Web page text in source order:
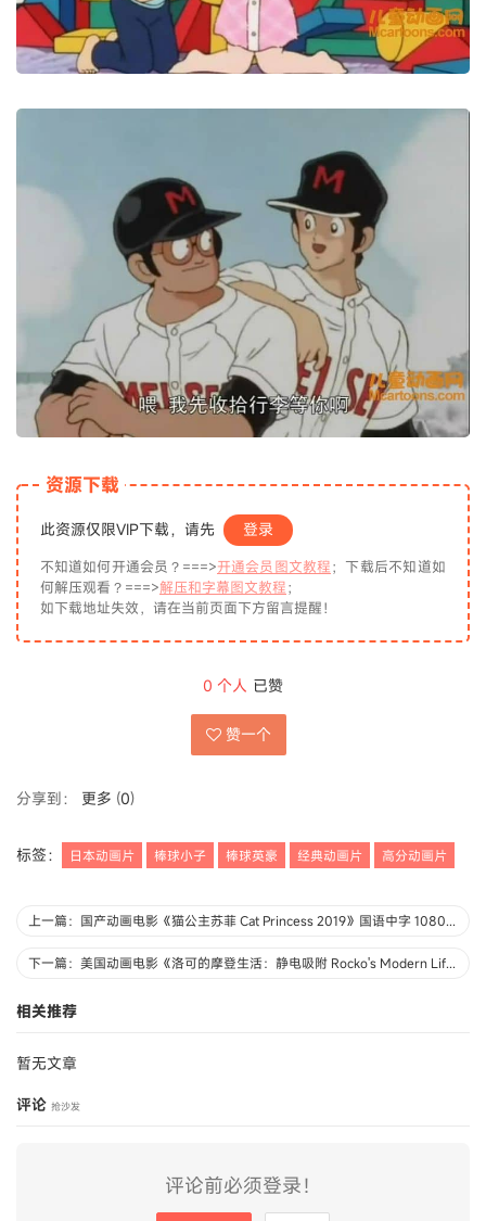
资源下载
此资源仅限VIP下载，请先 登录
不知道如何开通会员？===>开通会员图文教程；下载后不知道如
何解压观看？===>解压和字幕图文教程；
如下载地址失效，请在当前页面下方留言提醒！
0 个人 已赞
赞一个
分享到： 更多 (0)
标签： 日本动画片 棒球小子 棒球英豪 经典动画片 高分动画片
上一篇：国产动画电影《猫公主苏菲 Cat Princess 2019》国语中字 1080P/MP4/2.81G 动画片猫公主苏菲下载
下一篇：美国动画电影《洛可的摩登生活：静电吸附 Rocko's Modern Life: Static Cling 2019》英语中英双字 720P/MP4/962M 动画片洛可的摩登生活下载
相关推荐
暂无文章
评论 抢沙发
评论前必须登录！